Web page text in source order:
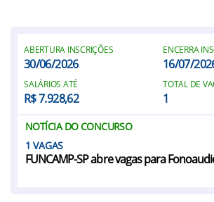
ABERTURA INSCRIÇÕES
30/06/2026
ENCERRA
16/07/
SALÁRIOS ATÉ
R$ 7.928,62
TOTAL DE
1
NOTÍCIA DO CONCURSO
1
FUNCAMP-SP abre vagas para